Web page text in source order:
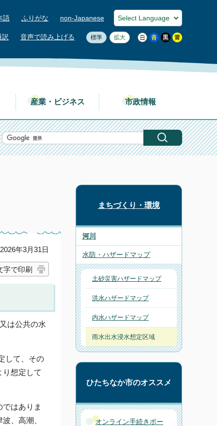
語 ふりがな non-Japanese
訳 音声で読み上げる 標準 拡大
産業・ビジネス 市政情報
年3月31日
字で印刷
は公共の水
して、その
想定して
はありま
、高潮、
まちづくり・環境
河川
水防・ハザードマップ
土砂災害ハザードマップ
洪水ハザードマップ
内水ハザードマップ
雨水出水浸水想定区域
ひたちなか市のオススメ
オンライン手続きポー